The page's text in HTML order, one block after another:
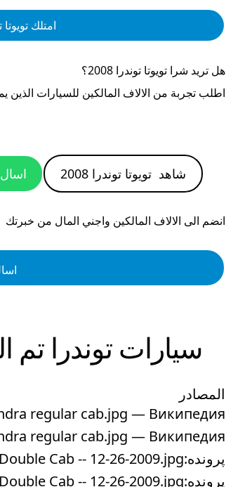
امتلكتويوتا
هل تريد شرا تويوتا توندرا 2008
؟
اطلب تجربة من الالاف المالكين للسيارات الذين
شاهد تويوتا توندرا 2008
انضم الى الالاف المالكين واجني المال من خبرتك
سيارات توندرا تم
المصادر
regular cab.jpg — Википедия
regular cab.jpg — Википедия
پرونده:Toyota Tundra SR5 Double Cab -- 12-26-2009.jpg - ویکی‌پدیا ...
پرونده:Toyota Tundra SR5 Double Cab -- 12-26-2009.jpg - ویکی‌پدیا ...